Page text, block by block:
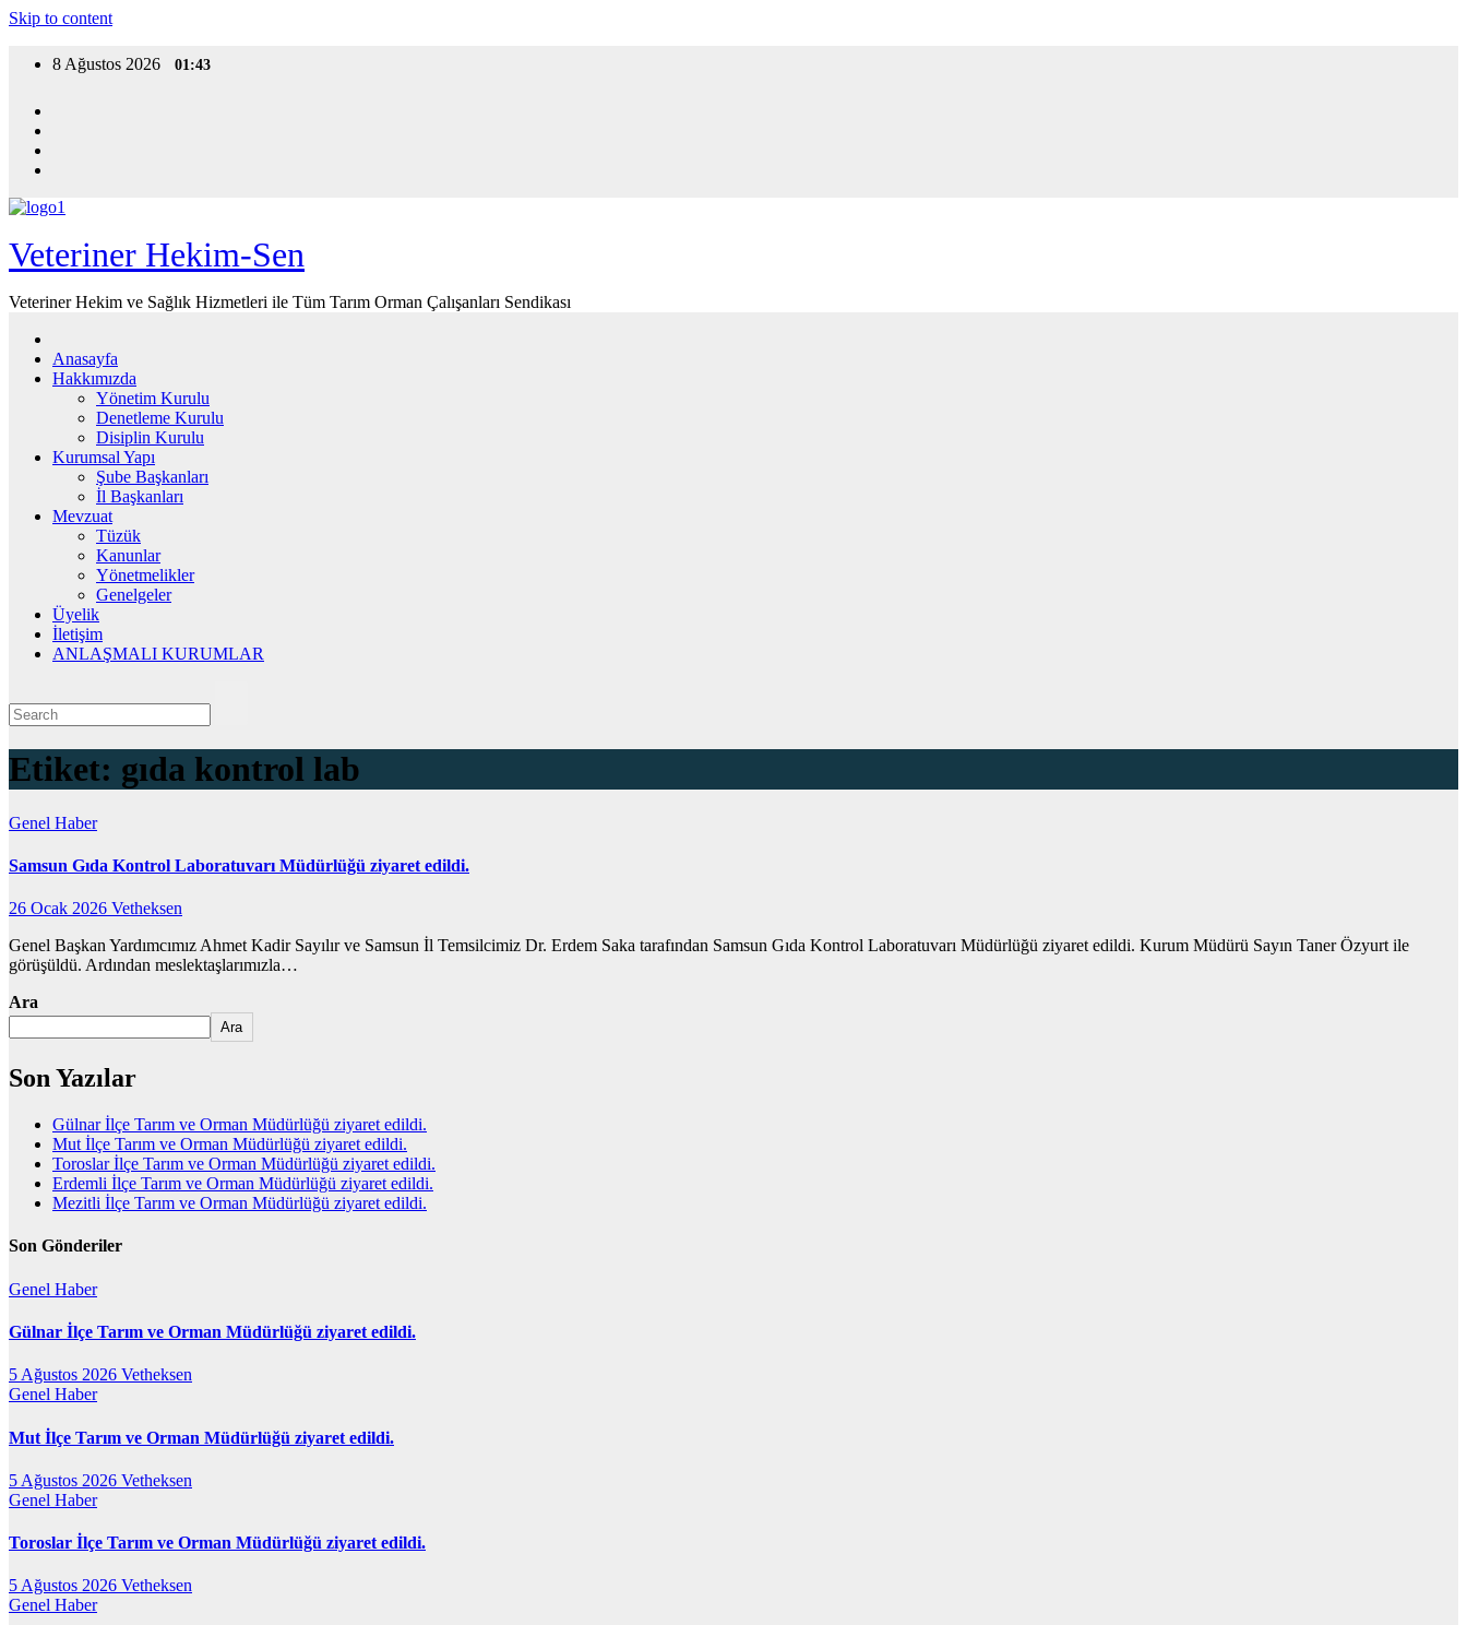
Skip to content
8 Ağustos 2026 01:43
Veteriner Hekim-Sen
Veteriner Hekim ve Sağlık Hizmetleri ile Tüm Tarım Orman Çalışanları Sendikası
Anasayfa
Hakkımızda
Yönetim Kurulu
Denetleme Kurulu
Disiplin Kurulu
Kurumsal Yapı
Şube Başkanları
İl Başkanları
Mevzuat
Tüzük
Kanunlar
Yönetmelikler
Genelgeler
Üyelik
İletişim
ANLAŞMALI KURUMLAR
Etiket: gıda kontrol lab
Genel Haber
Samsun Gıda Kontrol Laboratuvarı Müdürlüğü ziyaret edildi.
26 Ocak 2026 Vetheksen
Genel Başkan Yardımcımız Ahmet Kadir Sayılır ve Samsun İl Temsilcimiz Dr. Erdem Saka tarafından Samsun Gıda Kontrol Laboratuvarı Müdürlüğü ziyaret edildi. Kurum Müdürü Sayın Taner Özyurt ile
görüşüldü. Ardından meslektaşlarımızla…
Ara
Ara
Son Yazılar
Gülnar İlçe Tarım ve Orman Müdürlüğü ziyaret edildi.
Mut İlçe Tarım ve Orman Müdürlüğü ziyaret edildi.
Toroslar İlçe Tarım ve Orman Müdürlüğü ziyaret edildi.
Erdemli İlçe Tarım ve Orman Müdürlüğü ziyaret edildi.
Mezitli İlçe Tarım ve Orman Müdürlüğü ziyaret edildi.
Son Gönderiler
Genel Haber
Gülnar İlçe Tarım ve Orman Müdürlüğü ziyaret edildi.
5 Ağustos 2026 Vetheksen
Genel Haber
Mut İlçe Tarım ve Orman Müdürlüğü ziyaret edildi.
5 Ağustos 2026 Vetheksen
Genel Haber
Toroslar İlçe Tarım ve Orman Müdürlüğü ziyaret edildi.
5 Ağustos 2026 Vetheksen
Genel Haber